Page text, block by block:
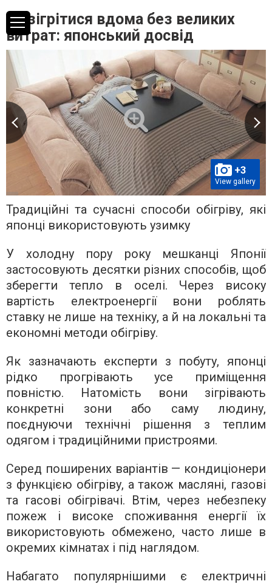
Як зігрітися вдома без великих
витрат: японський досвід
+3
View gallery
Традиційні та сучасні способи обігріву, які
японці використовують узимку
У холодну пору року мешканці Японії
застосовують десятки різних способів, щоб
зберегти тепло в оселі. Через високу
вартість електроенергії вони роблять
ставку не лише на техніку, а й на локальні та
економні методи обігріву.
Як зазначають експерти з побуту, японці
рідко прогрівають усе приміщення
повністю. Натомість вони зігрівають
конкретні зони або саму людину,
поєднуючи технічні рішення з теплим
одягом і традиційними пристроями.
Серед поширених варіантів — кондиціонери
з функцією обігріву, а також масляні, газові
та гасові обігрівачі. Втім, через небезпеку
пожеж і високе споживання енергії їх
використовують обмежено, часто лише в
окремих кімнатах і під наглядом.
Набагато популярнішими є електричні